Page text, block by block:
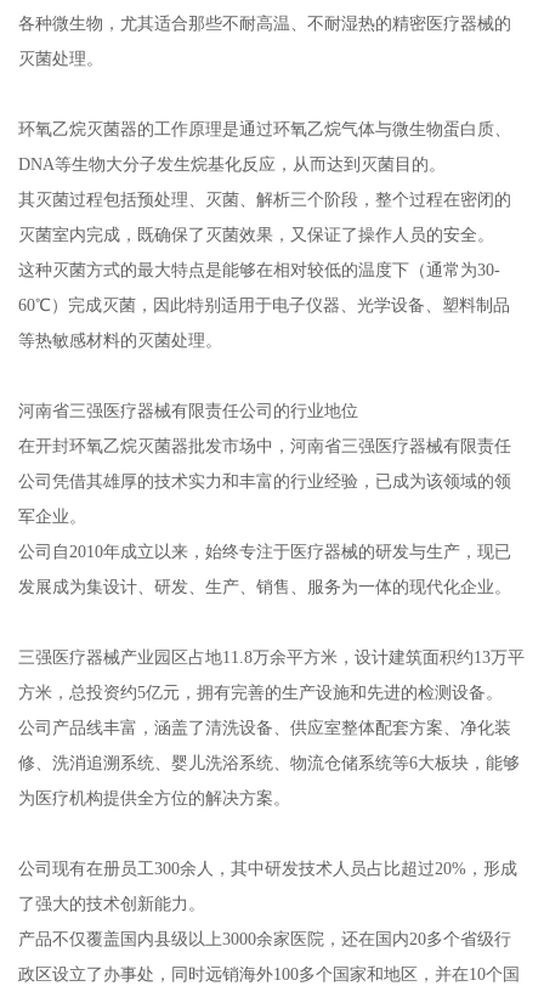
各种微生物，尤其适合那些不耐高温、不耐湿热的精密医疗器械的
灭菌处理。
环氧乙烷灭菌器的工作原理是通过环氧乙烷气体与微生物蛋白质、
DNA等生物大分子发生烷基化反应，从而达到灭菌目的。
其灭菌过程包括预处理、灭菌、解析三个阶段，整个过程在密闭的
灭菌室内完成，既确保了灭菌效果，又保证了操作人员的安全。
这种灭菌方式的最大特点是能够在相对较低的温度下（通常为30-
60℃）完成灭菌，因此特别适用于电子仪器、光学设备、塑料制品
等热敏感材料的灭菌处理。
河南省三强医疗器械有限责任公司的行业地位
在开封环氧乙烷灭菌器批发市场中，河南省三强医疗器械有限责任
公司凭借其雄厚的技术实力和丰富的行业经验，已成为该领域的领
军企业。
公司自2010年成立以来，始终专注于医疗器械的研发与生产，现已
发展成为集设计、研发、生产、销售、服务为一体的现代化企业。
三强医疗器械产业园区占地11.8万余平方米，设计建筑面积约13万平
方米，总投资约5亿元，拥有完善的生产设施和先进的检测设备。
公司产品线丰富，涵盖了清洗设备、供应室整体配套方案、净化装
修、洗消追溯系统、婴儿洗浴系统、物流仓储系统等6大板块，能够
为医疗机构提供全方位的解决方案。
公司现有在册员工300余人，其中研发技术人员占比超过20%，形成
了强大的技术创新能力。
产品不仅覆盖国内县级以上3000余家医院，还在国内20多个省级行
政区设立了办事处，同时远销海外100多个国家和地区，并在10个国